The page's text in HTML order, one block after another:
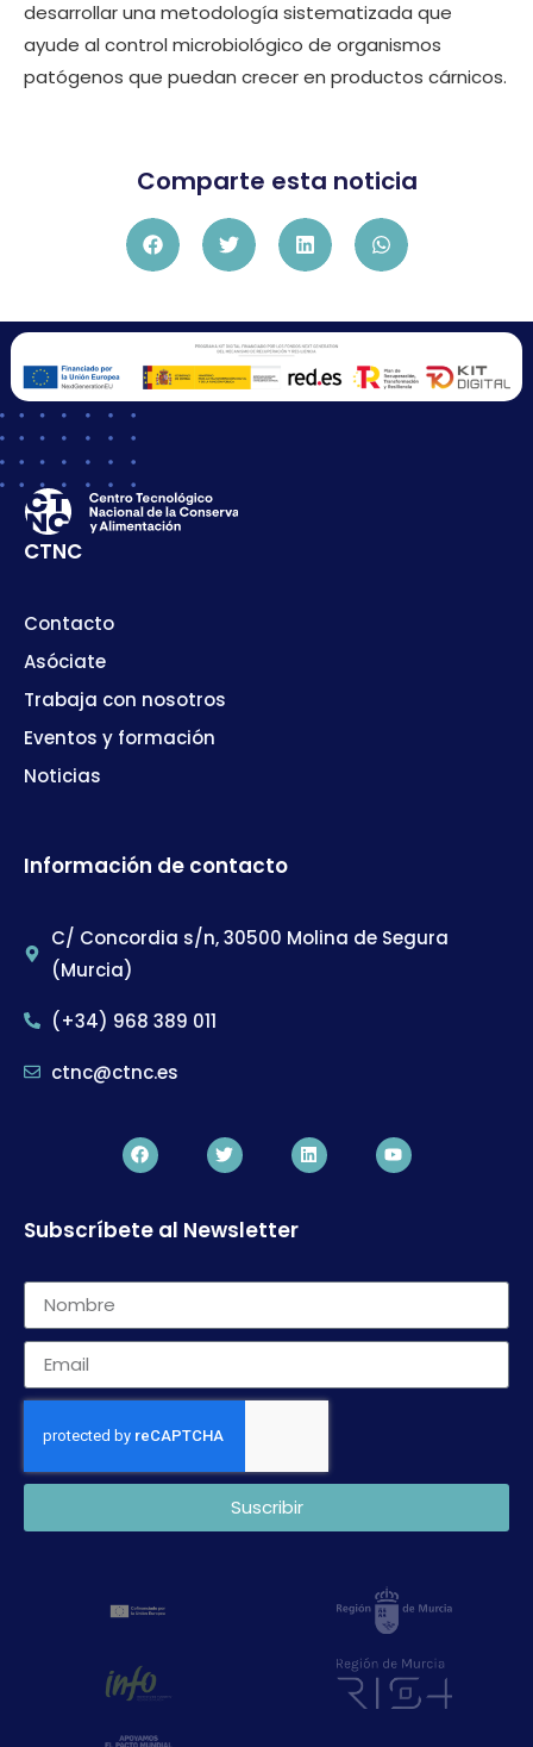
desarrollar una metodología sistematizada que
ayude al control microbiológico de organismos
patógenos que puedan crecer en productos cárnicos.
Comparte esta noticia
CTNC
Contacto
Asóciate
Trabaja con nosotros
Eventos y formación
Noticias
Información de contacto
C/ Concordia s/n, 30500 Molina de Segura
(Murcia)
(+34) 968 389 011
ctnc@ctnc.es
Subscríbete al Newsletter
Suscribir